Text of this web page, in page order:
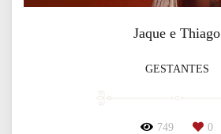
Jaque e Thiago
GESTANTES
749 0